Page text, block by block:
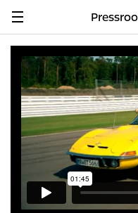
Navigation